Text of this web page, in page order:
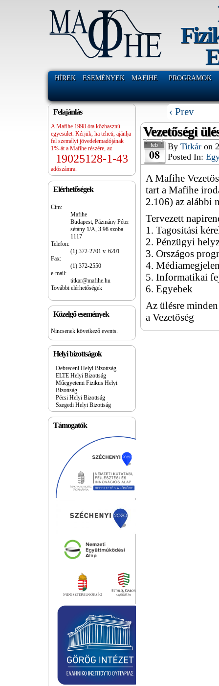
HÍREK ESEMÉNYEK MAFIHE PROGRAMOK
Felajánlás
A Mafihe 1998 óta közhasznú
egyesület. Kérjük, ha teheti, ajánlja
fel személyi jövedelemadójának
1%-át a Mafihe részére, az
19025128-1-43
adószámra.
Elérhetőségek
Cím:
Mafihe
Budapest, Pázmány Péter
sétány 1/A, 3.98 szoba
1117
Telefon:
(1) 372-2701 v. 6201
Fax:
(1) 372-2550
e-mail:
titkar@mafihe.hu
További elérhetőségek
Közelgő események
Nincsenek következő events.
Helyi bizottságok
Debreceni Helyi Bizottság
ELTE Helyi Bizottság
Műegyetemi Fizikus Helyi
Bizottság
Pécsi Helyi Bizottság
Szegedi Helyi Bizottság
Támogatók
‹ Prev
Vezetőségi
feb
08 ByTitkár on
Posted In:
A Mafihe
tart a Mafihe
2.106) az alábbi
Tervezett
1. Tagosítási
2. Pénzügyi
3. Országos
4.
5. Informatikai
6. Egyebek
Az ülésre
a Vezetőség